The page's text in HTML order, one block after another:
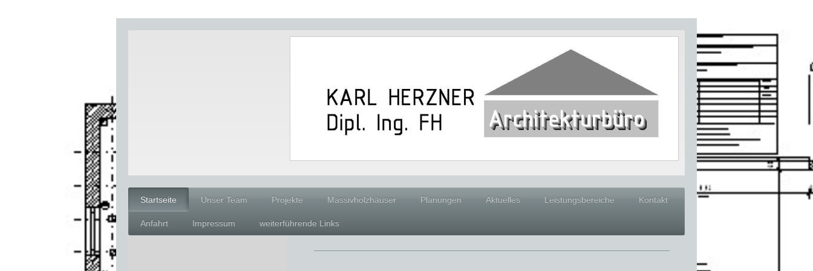
Startseite Unser Team Projekte Massivholzhäuser Planungen Aktuelles Leistungsbereiche Kontakt
Anfahrt Impressum weiterführende Links